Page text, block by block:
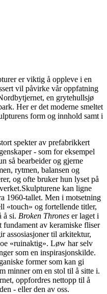
er viktig å oppleve i en
vil påvirke vår oppfatning
en grytehullsjø
Her er det moderne smeltet
form og innhold samt i
spekter av prefabrikkert
- som for eksempel
så bearbeider og gjerne
rytmen, balansen og
og ofte bruker hun lyset på
kan ligne
1960-tallet. Men i motsetning
«touch» og fortellende titler,
å si. Broken Thrones er laget i
fundament av keramiske fliser
assosiasjoner til arkitektur,
«ruinaktig». Løw har selv
som en inspirasjonskilde.
former som kan gi
minner om en stol til å sitte i.
oppfordres nettopp til å
- eller den av oss.